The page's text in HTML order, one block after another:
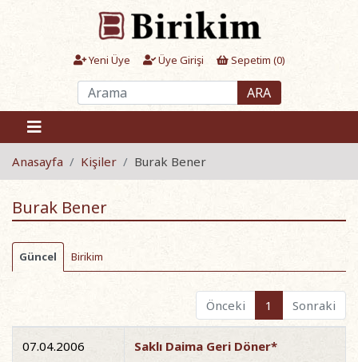
Yeni Üye Üye Girişi Sepetim (0)
ARA
Anasayfa Kişiler Burak Bener
Burak Bener
Güncel Birikim
Önceki 1 Sonraki
07.04.2006 Saklı Daima Geri Döner*